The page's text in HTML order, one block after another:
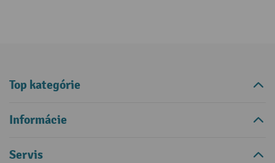
Top kategórie
Informácie
Servis